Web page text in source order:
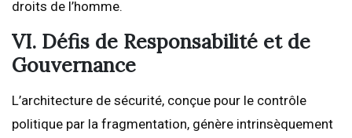
droits de l’homme.
VI. Défis de Responsabilité et de
Gouvernance
L’architecture de sécurité, conçue pour le contrôle
politique par la fragmentation, génère intrinsèquement